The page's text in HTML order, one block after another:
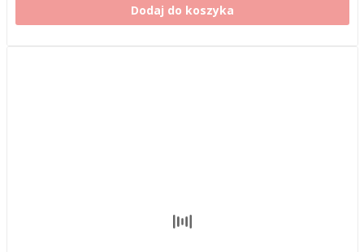
Dodaj do koszyka